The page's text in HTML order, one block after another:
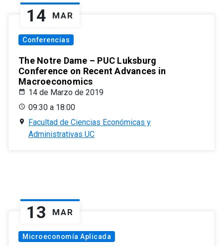
14 MAR
Conferencias
The Notre Dame – PUC Luksburg
Conference on Recent Advances in
Macroeconomics
14 de Marzo de 2019
09:30 a 18:00
Facultad de Ciencias Económicas y
Administrativas UC
13 MAR
Microeconomía Aplicada